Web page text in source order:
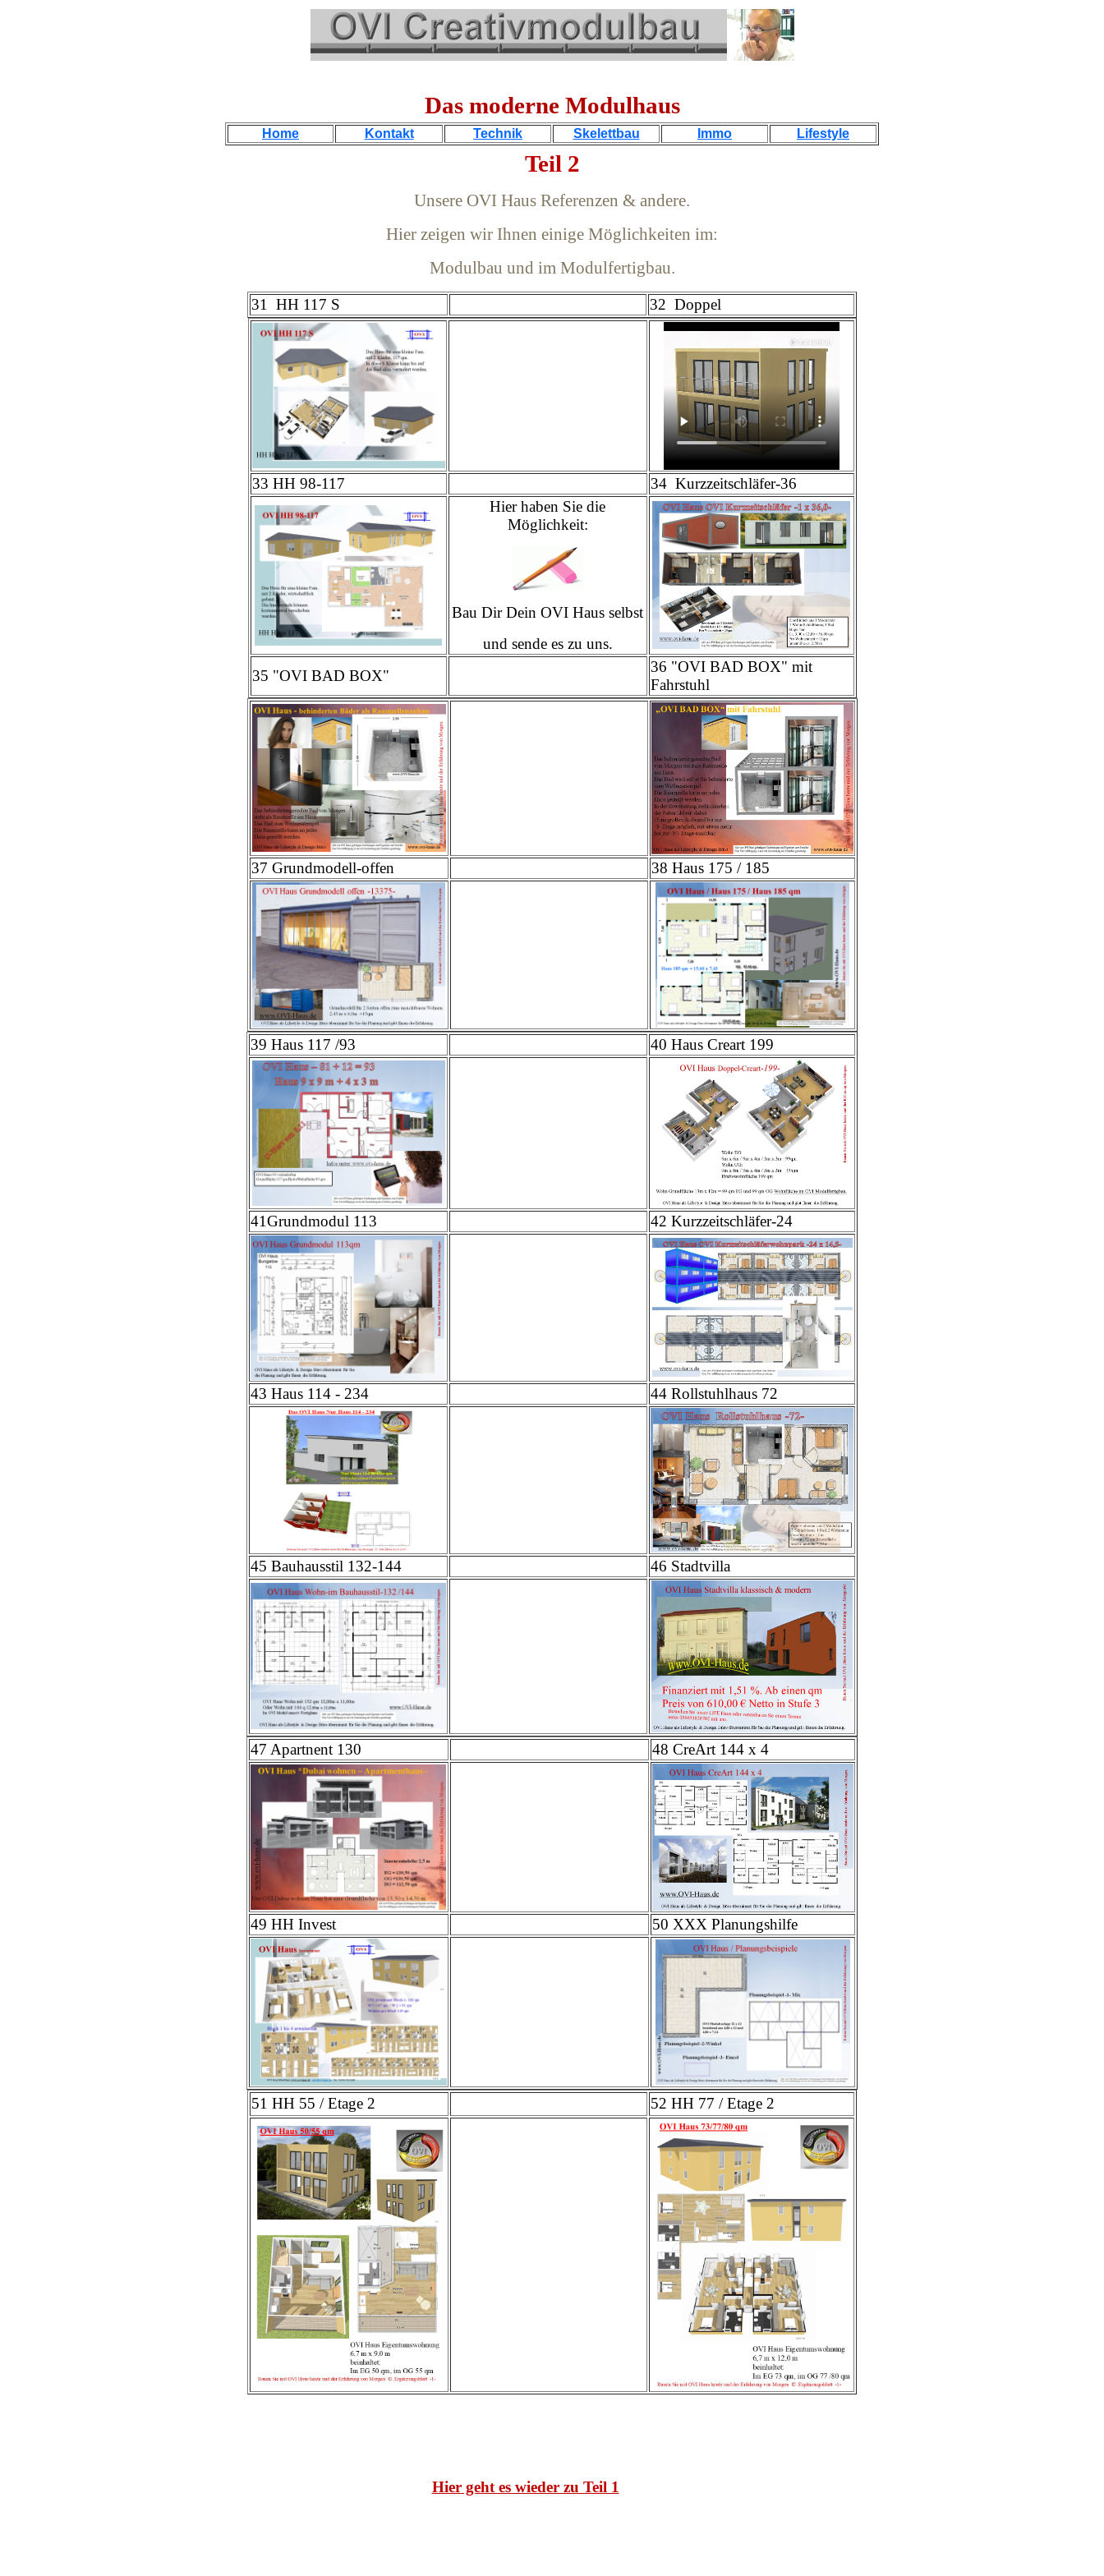
Das moderne Modulhaus
Home Kontakt Technik Skelettbau Immo Lifestyle
Teil 2
Unsere OVI Haus Referenzen & andere.
Hier zeigen wir Ihnen einige Möglichkeiten im:
Modulbau und im Modulfertigbau.
31 HH 117 S 32 Doppel
33 HH 98-117
34 Kurzzeitschläfer-36
Hier haben Sie die
Möglichkeit:
Bau Dir Dein OVI Haus selbst
und sende es zu uns.
35 "OVI BAD BOX"
36 "OVI BAD BOX" mit
Fahrstuhl
37 Grundmodell-offen 38 Haus 175 / 185
39 Haus 117 /93 40 Haus Creart 199
41Grundmodul 113 42 Kurzzeitschläfer-24
43 Haus 114 - 234 44 Rollstuhlhaus 72
45 Bauhausstil 132-144 46 Stadtvilla
47 Apartnent 130 48 CreArt 144 x 4
49 HH Invest 50 XXX Planungshilfe
51 HH 55 / Etage 2 52 HH 77 / Etage 2
Hier geht es wieder zu Teil 1